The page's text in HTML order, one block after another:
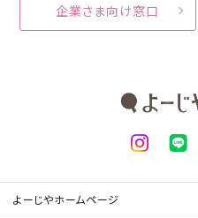
企業さま向け窓口
よーじやホームページ